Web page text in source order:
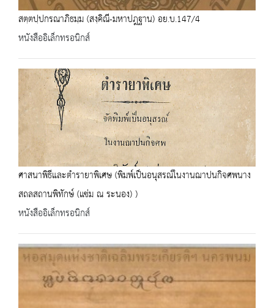
สตฺตปฺปกรณาภิธมฺม (สงฺคิณี-มหาปฎฐาน) อย.บ.147/4
หนังสืออิเล็กทรอนิกส์
ศาสนาพิธีและตำรายาพิเศษ (พิมพ์เป็นอนุสรณ์ในงานฌาปนกิจศพนาง
สถลสถานพิทักษ์ (แช่ม ณ ระนอง) )
หนังสืออิเล็กทรอนิกส์